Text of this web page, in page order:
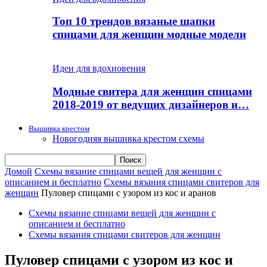
Топ 10 трендов вязаные шапки
спицами для женщин модные модели
Идеи для вдохновения
Модные свитера для женщин спицами
2018-2019 от ведущих дизайнеров и…
Вышивка крестом
Новогодняя вышивка крестом схемы
Домой Схемы вязание спицами вещей для женщин с
описанием и бесплатно Схемы вязания спицами свитеров для
женщин Пуловер спицами с узором из кос и аранов
Схемы вязание спицами вещей для женщин с
описанием и бесплатно
Схемы вязания спицами свитеров для женщин
Пуловер спицами с узором из кос и